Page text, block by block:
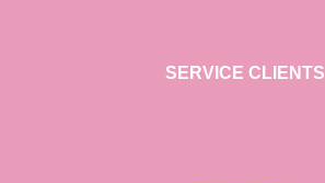
SERVICE CLIENTS